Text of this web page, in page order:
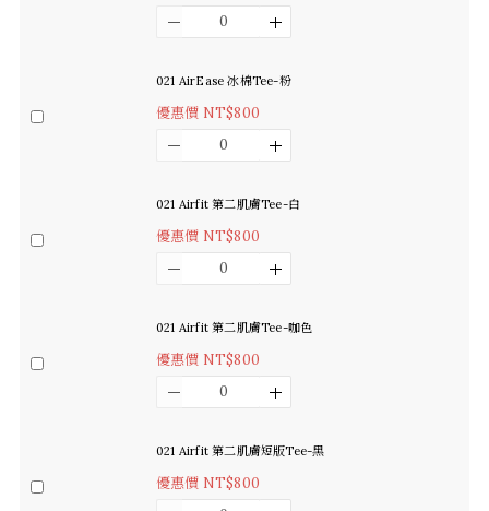
021 AirEase 冰棉Tee-粉
優惠價 NT$800
021 Airfit 第二肌膚Tee-白
優惠價 NT$800
021 Airfit 第二肌膚Tee-咖色
優惠價 NT$800
021 Airfit 第二肌膚短版Tee-黑
優惠價 NT$800